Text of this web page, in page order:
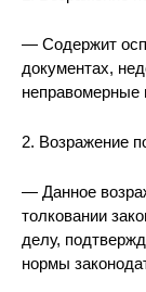
— Содержит
документах,
неправомерные
2. Возражение
— Данное
толковании
делу,
нормы